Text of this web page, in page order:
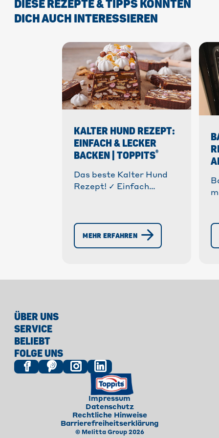
DIESE REZEPTE & TIPPS KÖNNTEN
DICH AUCH INTERESSIEREN
KALTER HUND REZEPT:
EINFACH & LECKER
BACKEN | TOPPITS®
Das beste Kalter Hund
Rezept! ✓ Einfach
Variationen für deine
perfekte Kalte
Schnauze. » Jetzt
MEHR ERFAHREN
ÜBER UNS
SERVICE
BELIEBT
FOLGE UNS
© Melitta Group 2026
Impressum
Datenschutz
Rechtliche Hinweise
Barrierefreiheitserklärung